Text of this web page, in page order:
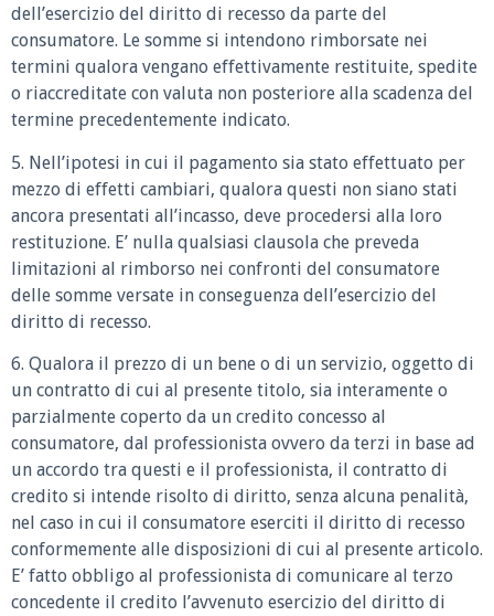
dell’esercizio del diritto di recesso da parte del
consumatore. Le somme si intendono rimborsate nei
termini qualora vengano effettivamente restituite, spedite
o riaccreditate con valuta non posteriore alla scadenza del
termine precedentemente indicato.
5. Nell’ipotesi in cui il pagamento sia stato effettuato per
mezzo di effetti cambiari, qualora questi non siano stati
ancora presentati all’incasso, deve procedersi alla loro
restituzione. E’ nulla qualsiasi clausola che preveda
limitazioni al rimborso nei confronti del consumatore
delle somme versate in conseguenza dell’esercizio del
diritto di recesso.
6. Qualora il prezzo di un bene o di un servizio, oggetto di
un contratto di cui al presente titolo, sia interamente o
parzialmente coperto da un credito concesso al
consumatore, dal professionista ovvero da terzi in base ad
un accordo tra questi e il professionista, il contratto di
credito si intende risolto di diritto, senza alcuna penalità,
nel caso in cui il consumatore eserciti il diritto di recesso
conformemente alle disposizioni di cui al presente articolo.
E’ fatto obbligo al professionista di comunicare al terzo
concedente il credito l’avvenuto esercizio del diritto di